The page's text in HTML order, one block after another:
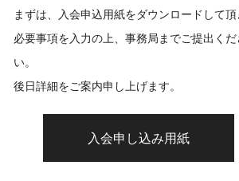
まずは、入会申込用紙をダウンロードして頂
必要事項を入力の上、事務局までご提出くだ
い。
後日詳細をご案内申し上げます。
入会申し込み用紙